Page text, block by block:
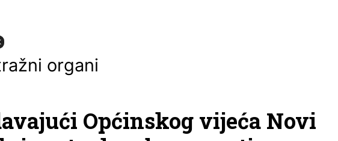
organi
Općinskog vijeća Novi